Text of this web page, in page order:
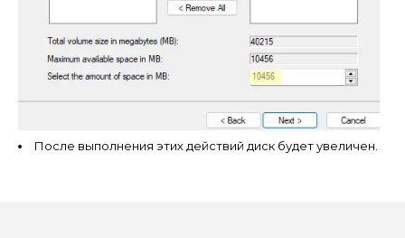
После выполнения этих действий диск будет увеличен.